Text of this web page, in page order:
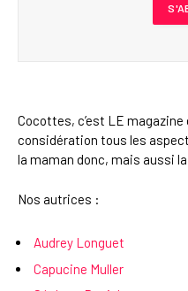
Cocottes, c’est LE
considération tous les
la maman donc, mais aussi
Nos autrices :
Audrey Longuet
Capucine Muller